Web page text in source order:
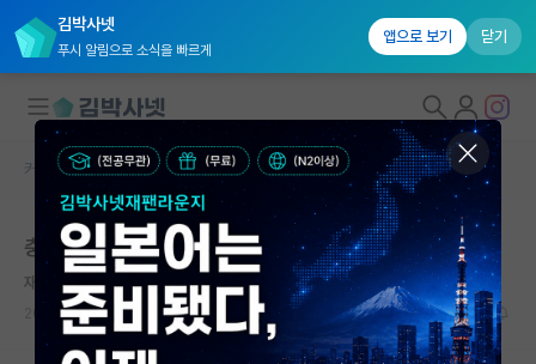
김박사넷
푸시 알림으로 소식을 빠르게
앱으로 보기 닫기
대학원생 모집
국내대학원 정보
연구실&오픈랩
커뮤니티
커뮤니티 홈 대학원 합격 후기 게시판
충남대 수의 3.59 -> 전북대 수의 석사과정 합격
재빠른 존 케인즈
2025.07.29 0 3284